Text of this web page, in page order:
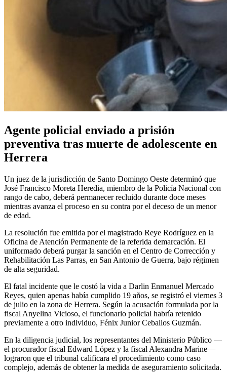
Agente policial enviado a prisión
preventiva tras muerte de adolescente en
Herrera
Un juez de la jurisdicción de Santo Domingo Oeste determinó que
José Francisco Moreta Heredia, miembro de la Policía Nacional con
rango de cabo, deberá permanecer recluido durante doce meses
mientras avanza el proceso en su contra por el deceso de un menor
de edad.
La resolución fue emitida por el magistrado Reye Rodríguez en la
Oficina de Atención Permanente de la referida demarcación. El
uniformado deberá purgar la sanción en el Centro de Corrección y
Rehabilitación Las Parras, en San Antonio de Guerra, bajo régimen
de alta seguridad.
El fatal incidente que le costó la vida a Darlin Enmanuel Mercado
Reyes, quien apenas había cumplido 19 años, se registró el viernes 3
de julio en la zona de Herrera. Según la acusación formulada por la
fiscal Anyelina Vicioso, el funcionario policial habría retenido
previamente a otro individuo, Fénix Junior Ceballos Guzmán.
En la diligencia judicial, los representantes del Ministerio Público —
el procurador fiscal Edward López y la fiscal Alexandra Marine—
lograron que el tribunal calificara el procedimiento como caso
complejo, además de obtener la medida de aseguramiento solicitada.